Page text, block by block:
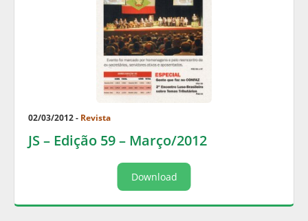
02/03/2012 - Revista
JS – Edição 59 – Março/2012
Download